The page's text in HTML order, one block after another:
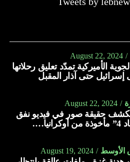
August 22, 2024
الأميركية تمدّد تعليق رحلاتها
إسرائيل حتى آذار المقبل
August 22, 2024
تكشف حقيقة صور في فيديو نفق
الأوسط August 19, 2024